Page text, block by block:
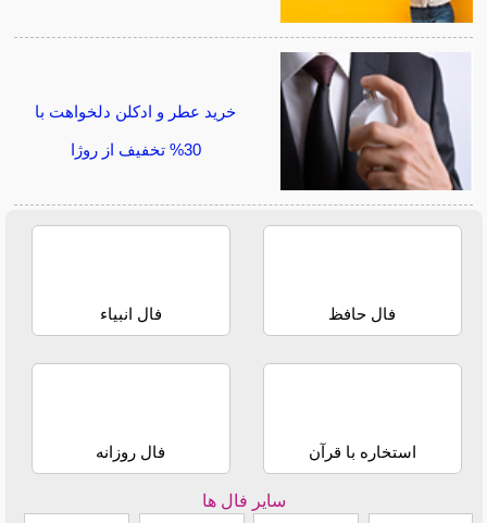
خرید عطر و ادکلن دلخواهت با
30% تخفیف از روژا
فال حافظ فال انبیاء
استخاره با قرآن فال روزانه
سایر فال ها